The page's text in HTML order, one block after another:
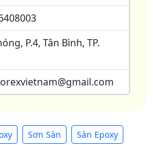
P.4, Tân Bình, TP.
Sơn Sàn
Sàn Epoxy